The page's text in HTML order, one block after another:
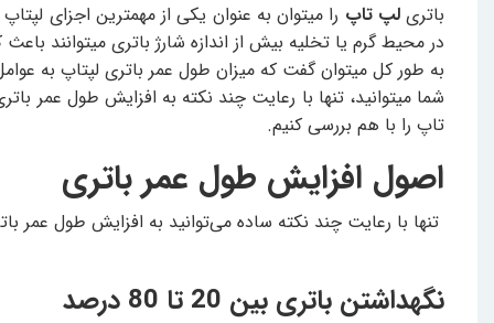
باتریلپ تاپ را میتوان به عنوان یکی از مهمترین اجزای
در محیط گرم یا تخلیه بیش از اندازه شارژ باتری میتوانند
به طور کل میتوان گفت که میزان طول عمر باتری لپتاپ به
شما میتوانید، تنها با رعایت چند نکته به افزایش طول عمر
تاپ را با هم بررسی کنیم.
اصول افزایش طول عمر باتری
تنها با رعایت چند نکته ساده می‌توانید به افزایش طول عمر
نگهداشتن باتری بین 20 تا 80 درصد